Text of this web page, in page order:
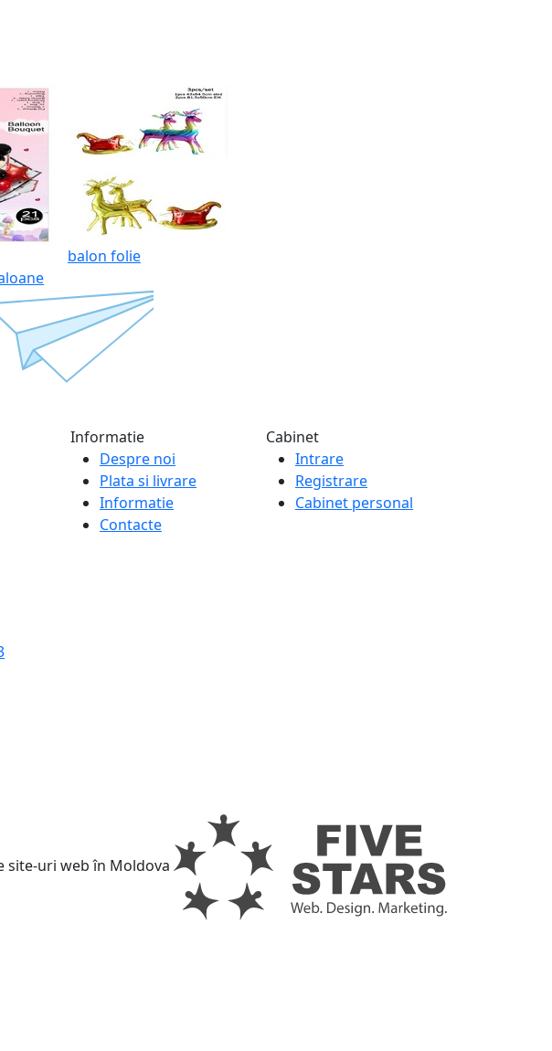
balon folie
Informatie
Despre noi
Plata si livrare
Informatie
Contacte
Cabinet
Intrare
Registrare
Cabinet personal
site-uri web în Moldova